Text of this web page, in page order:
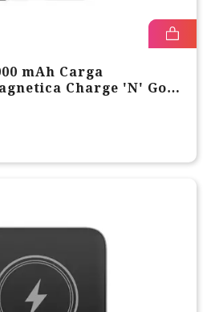
mAh Carga
Charge 'N' Go